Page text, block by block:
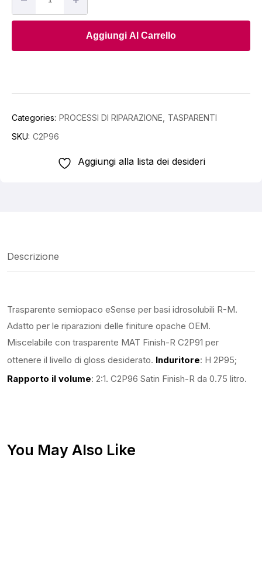
C2P96
FINISH-
quantity
Aggiungi Al Carrello
Categories: PROCESSI DI RIPARAZIONE
TASPARENTI
SKU: C2P96
Aggiungi alla lista dei desideri
Descrizione
Trasparente semiopaco eSense per basi idrosolubili R-M.
Adatto per le riparazioni delle finiture opache OEM.
Miscelabile con trasparente MAT Finish-R C2P91 per
ottenere il livello di gloss desiderato. Induritore: H 2P95;
Rapporto il volume: 2:1. C2P96 Satin Finish-R da 0.75 litro.
You May Also Like